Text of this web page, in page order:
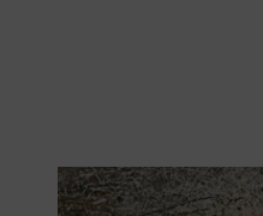
Das Igelhaus nimmt zunehmend